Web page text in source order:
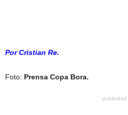
Por Cristian Re.
Foto: Prensa Copa Bora.
publicidad